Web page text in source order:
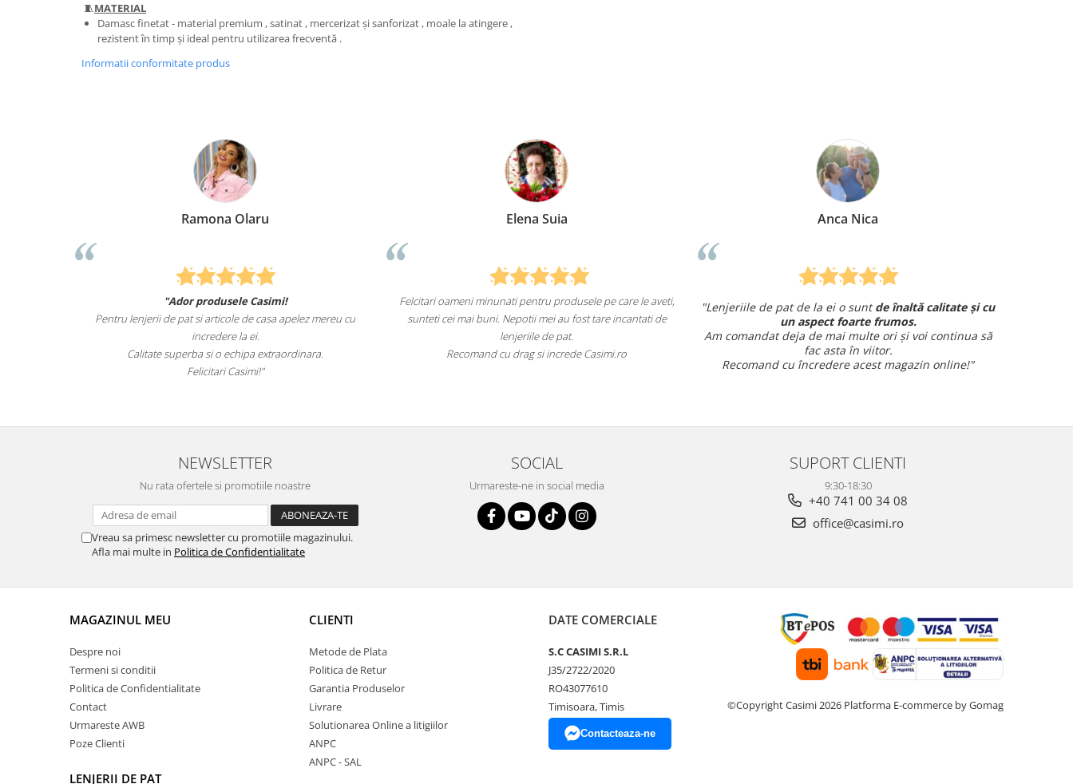
🧵MATERIAL
Damasc finetat - material premium , satinat , mercerizat și sanforizat , moale la atingere ,
rezistent în timp și ideal pentru utilizarea frecventă .
Informatii conformitate produs
si articole de casa apelez mereu cu
si o echipa extraordinara.
Felcitari oameni minunati pentru produsele pe care le aveti,
sunteti cei mai buni. Nepotii mei au fost tare incantati de
Recomand cu drag si increde Casimi.ro
"Lenjeriile de pat de la ei o sunt
de înaltă calitate și cu
un aspect foarte frumos.
Am comandat deja de mai multe ori și voi continua să
fac asta în viitor.
Recomand cu încredere acest magazin online!"
Am comandat o lenjerie de pat pentru
și am avut o întrebare și
amabil.
NEWSLETTER
Nu rata ofertele si promotiile noastre
Vreau sa primesc newsletter cu promotiile magazinului.
Afla mai multe in Politica de Confidentialitate
SOCIAL
Urmareste-ne in social media
SUPORT CLIENTI
9:30-18:30
+40 741 00 34 08
office@casimi.ro
MAGAZINUL MEU
Despre noi
Termeni si conditii
Politica de Confidentialitate
Contact
Urmareste AWB
Poze Clienti
LENJERII DE PAT
CLIENTI
Metode de Plata
Politica de Retur
Garantia Produselor
Livrare
Solutionarea Online a litigiilor
ANPC
ANPC - SAL
DATE COMERCIALE
S.C CASIMI S.R.L
J35/2722/2020
RO43077610
Timisoara, Timis
Contacteaza-ne
©Copyright Casimi 2026 Platforma E-commerce by Gomag